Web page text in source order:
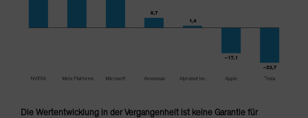
Die Wertentwicklung in der Vergangenheit ist keine Garantie für